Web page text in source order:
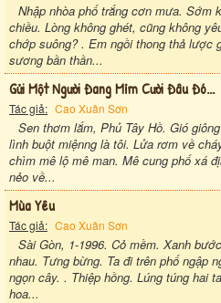
Nhập nhòa phố trắng cơn mưa. Sớm
chiều. Lòng không ghét, cũng không
chớp suông? . Em ngồi thong thả lược
sương bần thần...
Gửi Một Người Đang Mỉm Cười Đâu Đó...
Tác giả: Cao Xuân Sơn
Sen thơm lắm, Phủ Tây Hồ. Gió
lình buột miệnng là tôi. Lửa rơm về
chìm mê lộ mê man. Mê cung phố xá
nẻo về...
Mùa Yêu
Tác giả: Cao Xuân Sơn
Sài Gòn, 1-1996. Cỏ mềm. Xanh
nhau. Tưng bừng. Ta đi trên phố ngập
ngọn cây. . Thiệp hồng. Lúng túng hai
hoa...